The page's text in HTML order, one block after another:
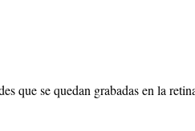
que se quedan grabadas en la